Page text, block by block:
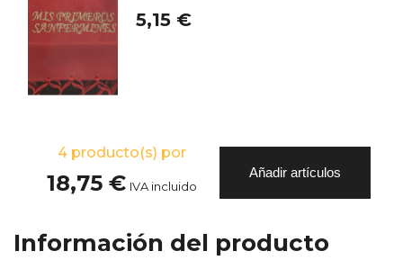
5,15 €
4producto(s) por
18,75 € IVA incluido
Añadir artículos
Información del producto